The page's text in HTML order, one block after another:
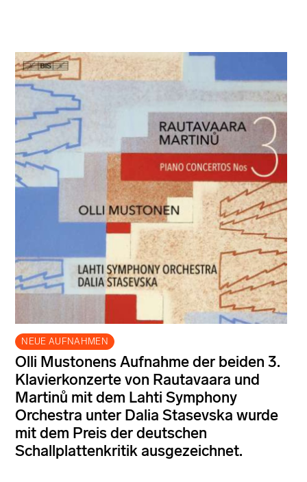
NEUE AUFNAHMEN
Olli Mustonens Aufnahme der beiden 3.
Klavierkonzerte von Rautavaara und
Martinů mit dem Lahti Symphony
Orchestra unter Dalia Stasevska wurde
mit dem Preis der deutschen
Schallplattenkritik ausgezeichnet.